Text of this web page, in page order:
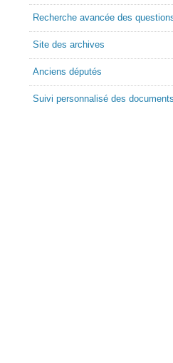
Recherche avancée des
Site des archives
Anciens députés
Suivi personnalisé des documents